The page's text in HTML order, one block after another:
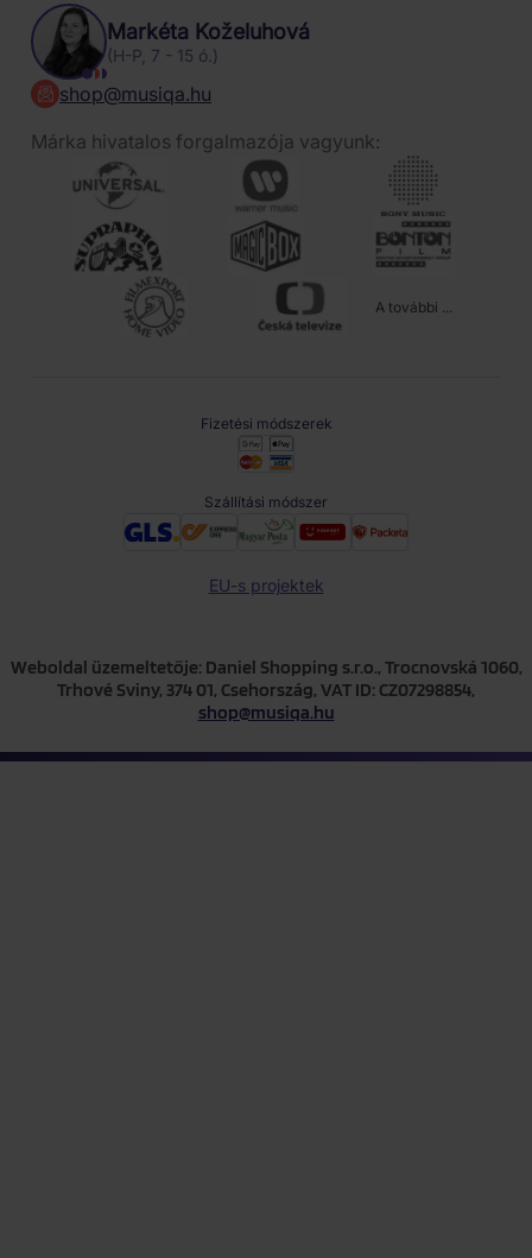
Markéta Koželuhová
(H-P, 7 - 15 ó.)
shop@musiqa.hu
Márka hivatalos forgalmazója vagyunk:
A további ...
Fizetési módszerek
Szállítási módszer
EU-s projektek
Weboldal üzemeltetője: Daniel Shopping s.r.o., Trocnovská 1060,
Trhové Sviny, 374 01, Csehország, VAT ID: CZ07298854,
shop@musiqa.hu